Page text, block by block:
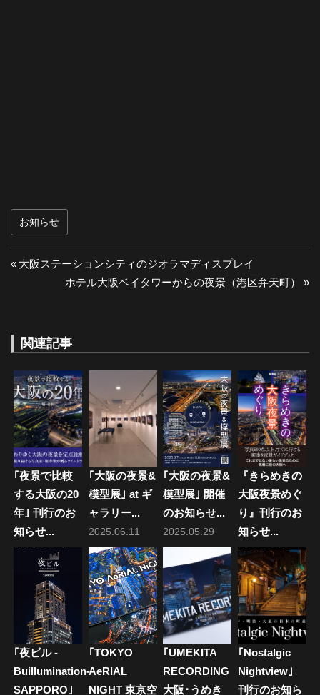
お知らせ
投
ビ
ゲ
ー
シ
ョ
ン
前
大阪ステーションシティのジオラマディスプレイ
次
稿:
ホテル大阪ベイタワーからの夜景（港区弁天町）
関連記事
｢夜景で比較
する大阪の20
年｣ 刊行のお
知らせ...
2026.05.14
｢大阪の夜景&
模型展｣ at ギ
ャラリー...
2025.06.11
｢大阪の夜景&
模型展｣ 開催
のお知らせ...
2025.05.29
『きらめきの
大阪夜景めぐ
り』刊行のお
知らせ...
2025.03.30
｢夜ビル -
Buillumination-
SAPPORO｣
｢TOKYO
AeRIAL
NIGHT 東京空
｢UMEKITA
RECORDING
大阪･うめき
｢Nostalgic
Nightview｣
刊行のお知ら